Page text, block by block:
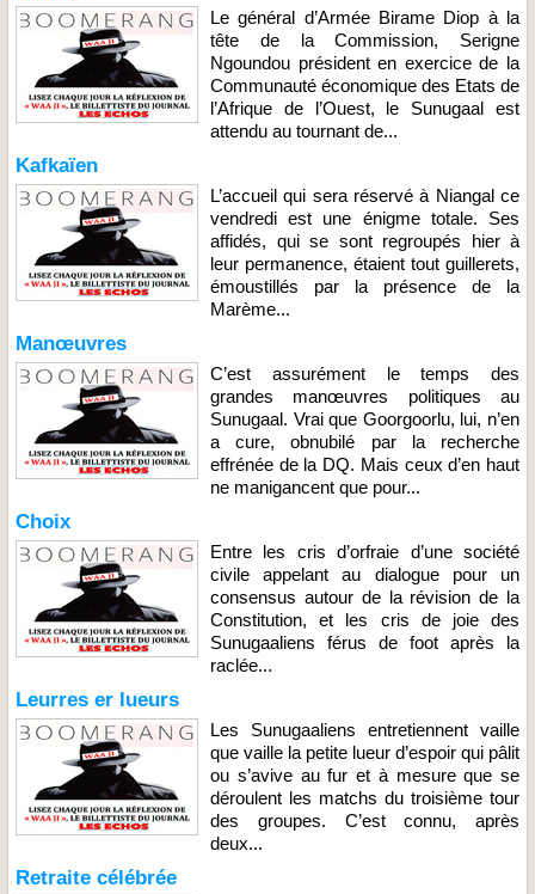
Le général d’Armée Birame Diop à la
tête de la Commission, Serigne
Ngoundou président en exercice de la
Communauté économique des Etats de
l’Afrique de l’Ouest, le Sunugaal est
attendu au tournant de...
Kafkaïen
L’accueil qui sera réservé à Niangal ce
vendredi est une énigme totale. Ses
affidés, qui se sont regroupés hier à
leur permanence, étaient tout guillerets,
émoustillés par la présence de la
Marème...
Manœuvres
C’est assurément le temps des
grandes manœuvres politiques au
Sunugaal. Vrai que Goorgoorlu, lui, n’en
a cure, obnubilé par la recherche
effrénée de la DQ. Mais ceux d’en haut
ne manigancent que pour...
Choix
Entre les cris d’orfraie d’une société
civile appelant au dialogue pour un
consensus autour de la révision de la
Constitution, et les cris de joie des
Sunugaaliens férus de foot après la
raclée...
Leurres er lueurs
Les Sunugaaliens entretiennent vaille
que vaille la petite lueur d’espoir qui pâlit
ou s’avive au fur et à mesure que se
déroulent les matchs du troisième tour
des groupes. C’est connu, après
deux...
Retraite célébrée